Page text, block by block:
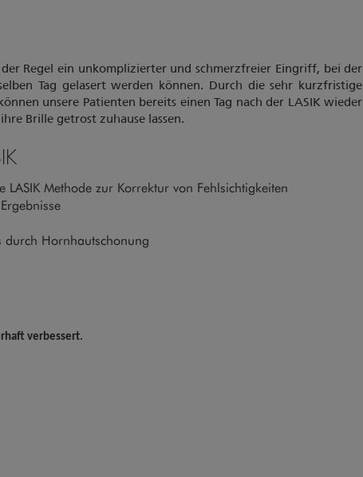
Regel ein unkomplizierter und schmerzfreier Eingriff, bei der
Tag gelasert werden können. Durch die sehr kurzfristige
unsere Patienten bereits einen Tag nach der LASIK wieder
Brille getrost zuhause lassen.
LASIK Methode zur Korrektur von Fehlsichtigkeiten
durch Hornhautschonung
verbessert.